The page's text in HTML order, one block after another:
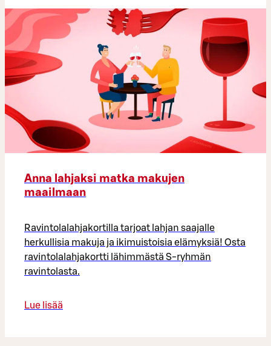
Anna lahjaksi matka makujen
maailmaan
Ravintolalahjakortilla tarjoat lahjan saajalle
herkullisia makuja ja ikimuistoisia elämyksiä! Osta
ravintolalahjakortti lähimmästä S-ryhmän
ravintolasta.
Lue lisää